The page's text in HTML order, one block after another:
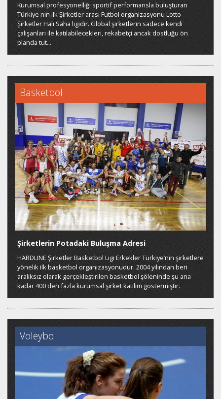
Kurumsal profesyonelliği sportif performansla buluşturan
Türkiye nin ilk Şirketler arası Futbol organizasyonu Lotto
Şirketler Halı Saha ligidir. Global şirketlerin sadece kendi
çalışanları ile katılabilecekleri, rekabetçi ancak dostluğu ön
planda tut...
Basketbol
Şirketlerin Potadaki Buluşma Adresi
HARDLINE Şirketler Basketbol Ligi Erkekler Türkiye’nin şirketlere
yönelik ilk basketbol organizasyonudur. 2004 yılından beri
aralıksız olarak gerçekleştirilen basketbol şöleninde şu ana
kadar 400 den fazla kurumsal şirket katılım göstermiştir.
Voleybol